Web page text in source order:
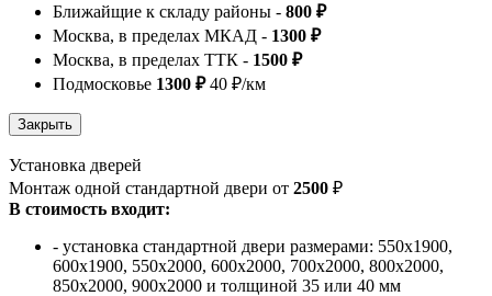
Ближайщие к складу районы - 800 ₽
Москва, в пределах МКАД - 1300 ₽
Москва, в пределах ТТК - 1500 ₽
Подмосковье 1300 ₽40 ₽/км
Установка дверей
Монтаж одной стандартной двери от 2500 ₽
В стоимость входит:
- установка стандартной двери размерами: 550х1900,
600х1900, 550х2000, 600х2000, 700х2000, 800х2000,
850х2000, 900х2000 и толщиной 35 или 40 мм